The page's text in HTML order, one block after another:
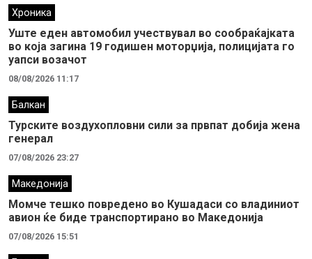
Хроника
Уште еден автомобил учествувал во сообраќајката
во која загина 19 годишен моторџија, полицијата го
уапси возачот
08/08/2026 11:17
Балкан
Турските воздухопловни сили за првпат добија жена
генерал
07/08/2026 23:27
Македонија
Момче тешко повредено во Кушадаси со владиниот
авион ќе биде транспортирано во Македонија
07/08/2026 15:51